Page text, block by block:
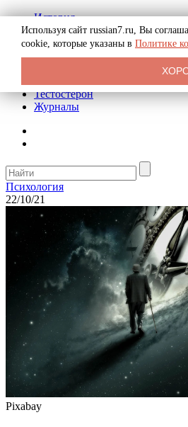
История
Биография
Криминал
Реклама на сайте
Тестостерон
Журналы
Психология
22/10/21
Pixabay
Используя сайт russian7.ru, Вы
cookie, которые указаны в Политике